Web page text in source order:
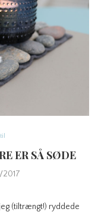
ER SÅ SØDE
(tiltrængt!) ryddede